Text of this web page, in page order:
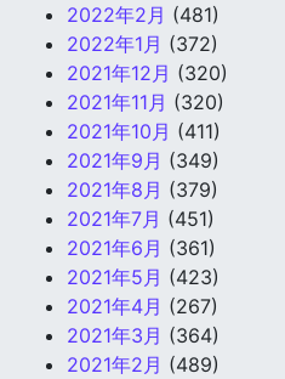
2022年2月 (481)
2022年1月 (372)
2021年12月 (320)
2021年11月 (320)
2021年10月 (411)
2021年9月 (349)
2021年8月 (379)
2021年7月 (451)
2021年6月 (361)
2021年5月 (423)
2021年4月 (267)
2021年3月 (364)
2021年2月 (489)